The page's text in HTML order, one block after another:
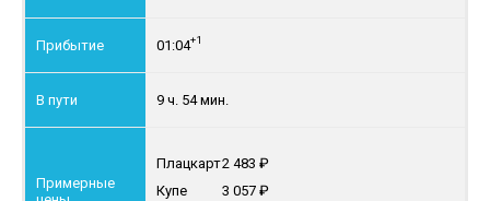
01:04+1
9 ч. 54 мин.
Плацкарт2 483
Купе
3 057